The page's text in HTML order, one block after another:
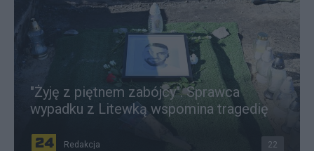
"Żyję z piętnem zabójcy". Sprawca
wypadku z Litewką wspomina tragedię
Redakcja 22